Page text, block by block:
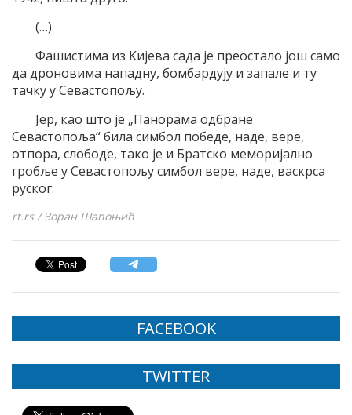
(…)
Фашистима из Кијева сада је преостало још само
да дроновима нападну, бомбардују и запале и ту
тачку у Севастопољу.
Јер, као што је „Панорама одбране
Севастопоља“ била симбол победе, наде, вере,
отпора, слободе, тако је и Братско меморијално
гробље у Севастопољу симбол вере, наде, васкрса
руског.
rt.rs / Зоран Шапоњић
FACEBOOK
TWITTER